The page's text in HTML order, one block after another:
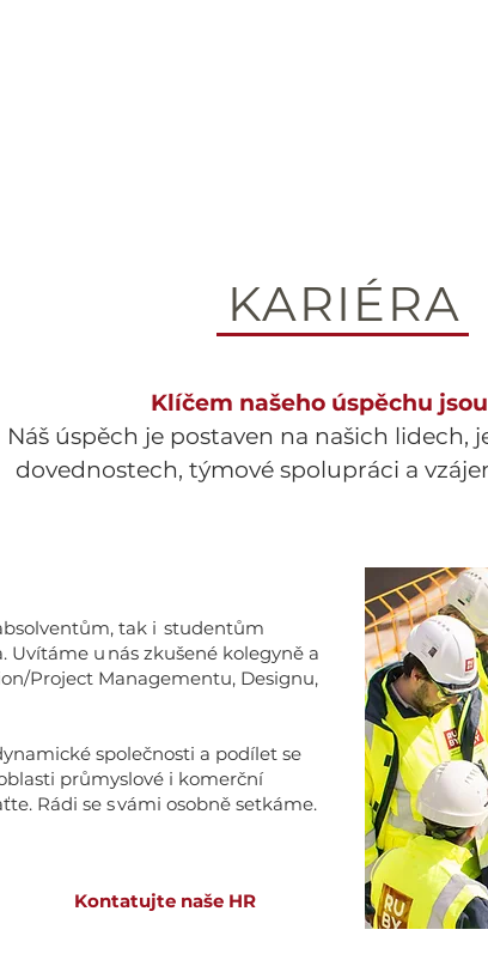
KARIÉRA
Klíčem našeho úspěchu
Náš úspěch je postaven na našich lidech,
dovednostech, týmové spolupráci a
tak i studentům
u nás zkušené kolegyně a
Project Managementu, Designu,
společnosti a podílet se
průmyslové i komerční
Rádi se s vámi osobně setkáme.
Kontatujte naše HR